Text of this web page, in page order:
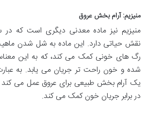
منیزیم: آرام بخش عروق
منیزیم نیز ماده معدنی دیگری است که
نقش حیاتی دارد. این ماده به شل شدن
رگ های خونی کمک می کند، که به این
شده و خون راحت تر جریان می یابد. به عبارت
یک آرام بخش طبیعی برای عروق عمل می
در برابر جریان خون کمک می کند.